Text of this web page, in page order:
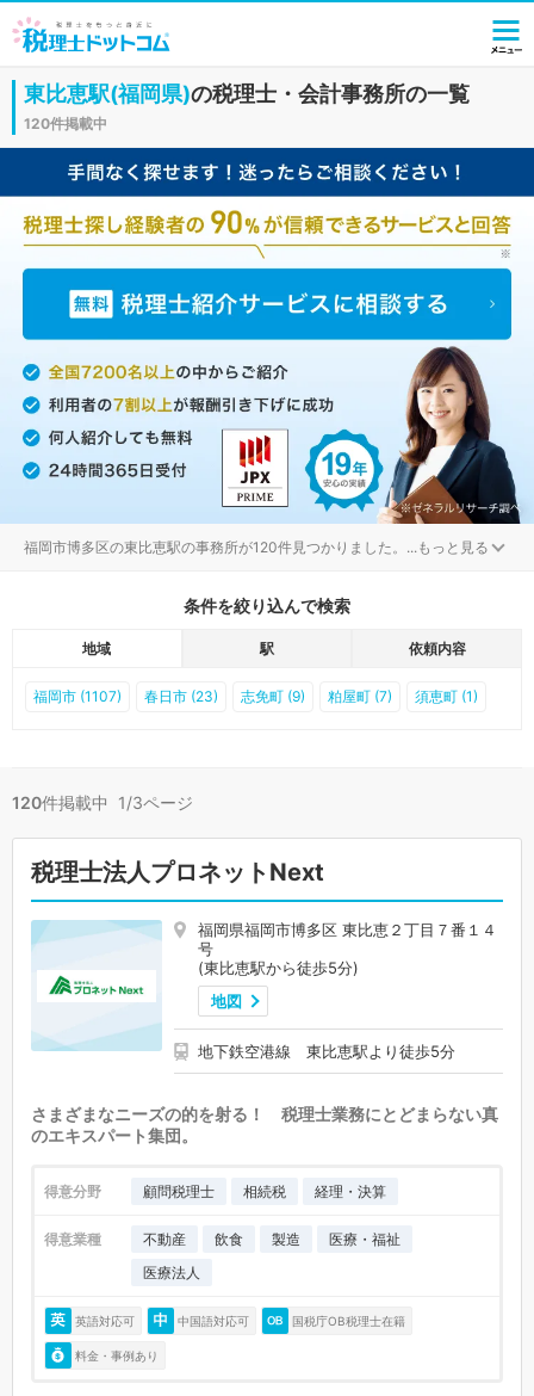
東比恵駅(福岡県)の税理士・会計事務所の一覧
120件掲載中
福岡市博多区の東比恵駅の事務所が120件見つかりました。 ...もっと見る
条件を絞り込んで検索
地域 駅 依頼内容
福岡市 (1107) 春日市 (23) 志免町 (9) 粕屋町 (7) 須恵町 (1)
120件掲載中 1/3ページ
税理士法人プロネットNext
福岡県福岡市博多区 東比恵２丁目７番１４
号
(東比恵駅から徒歩5分)
地図
地下鉄空港線 東比恵駅より徒歩5分
さまざまなニーズの的を射る！ 税理士業務にとどまらない真
のエキスパート集団。
得意分野 顧問税理士 相続税 経理・決算
得意業種 不動産 飲食 製造
医療・福祉
医療法人
英語対応可 中国語対応可 国税庁OB税理士在籍
料金・事例あり